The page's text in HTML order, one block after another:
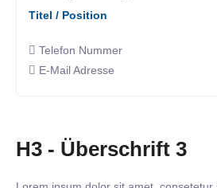
Titel / Position
Telefon Nummer
E-Mail Adresse
H3 - Überschrift 3